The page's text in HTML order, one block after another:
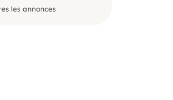
les annonces